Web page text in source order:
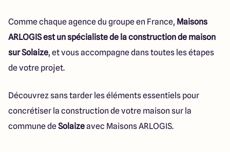
Comme chaque agence du groupe en France, Maisons
ARLOGIS est un spécialiste de la construction de maison
sur Solaize, et vous accompagne dans toutes les étapes
de votre projet.
Découvrez sans tarder les éléments essentiels pour
concrétiser la construction de votre maison sur la
commune deSolaizeavec Maisons ARLOGIS.